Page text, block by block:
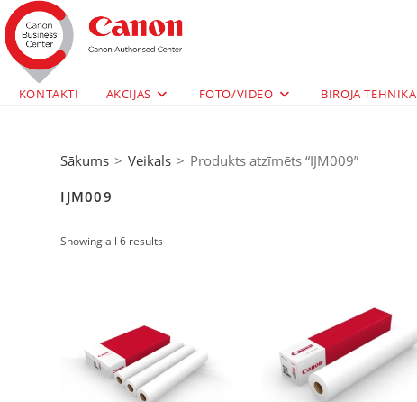
KONTAKTI AKCIJAS FOTO/VIDEO BIROJA TEHNIKA
Sākums > Veikals > Produkts atzīmēts “IJM009”
IJM009
Showing all 6 results